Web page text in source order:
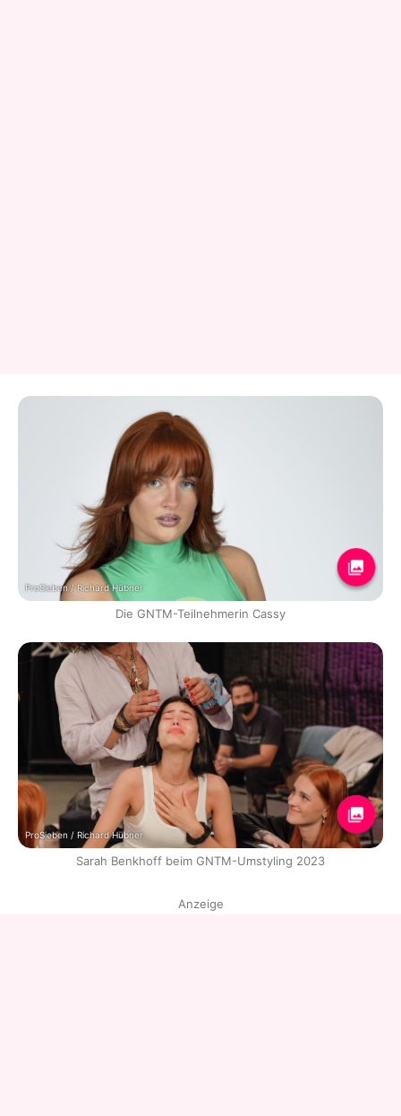
ProSieben / Richard Hübner
Die GNTM-Teilnehmerin Cassy
ProSieben / Richard Hübner
Sarah Benkhoff beim GNTM-Umstyling 2023
Anzeige